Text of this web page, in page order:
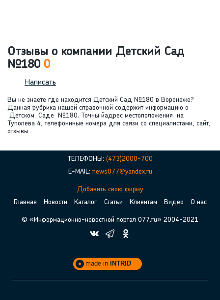
Отзывы о компании Детский Сад
№180 0
Написать
Вы не знаете где находится Детский Сад №180 в Воронеже?
Данная рубрика нашей справочной содержит информацию о
Детском Саде №180. Точны йадрес местоположения на
Туполева 4, телефоннные номера для связи со специалистами, сайт,
отзывы
ТЕЛЕФОНЫ: (473)2000-700
E-MAIL: news077@yandex.ru
Добавить свою фирму
Главная
Новости Каталог Статьи Клиентам Видео О нас
© «Информационно-новостной портал 077.ru» 2004-2021
made in INTRID